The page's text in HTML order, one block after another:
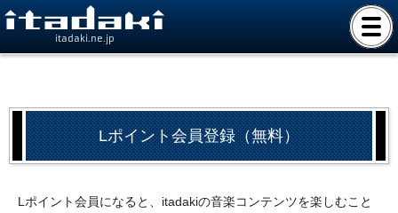
itadaki.ne.jp
Lポイント会員登録（無料）
Lポイント会員になると、itadakiの音楽コンテンツを楽しむこと